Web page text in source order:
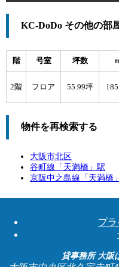
KC-DoDo その他の部
階 号室 坪数
2階 フロア 55.99坪
物件を再検索する
大阪市北区
谷町線「 天満橋 」駅
京阪中之島線「 天満橋
プ
貸事務所 大阪